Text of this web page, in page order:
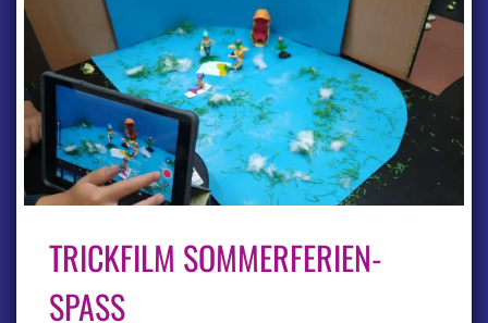
SOMMERFERIEN-
SPASS
TRICKFILM SOMMERFERIEN-
SPASS